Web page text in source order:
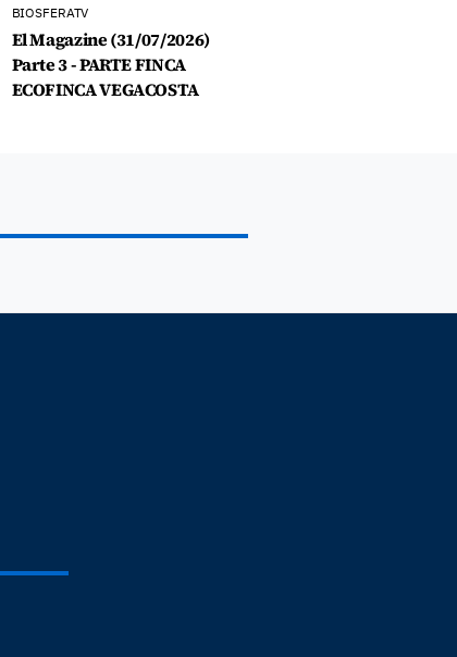
BIOSFERATV
El Magazine (31/07/2026)
Parte 3 - PARTE FINCA
ECOFINCA VEGACOSTA